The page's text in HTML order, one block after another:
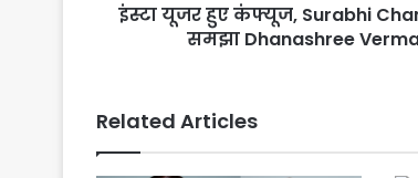
Verma
इंस्टा यूजर हुए कंफ्यूज, Surabhi
समझा Dhanashree
Related Articles